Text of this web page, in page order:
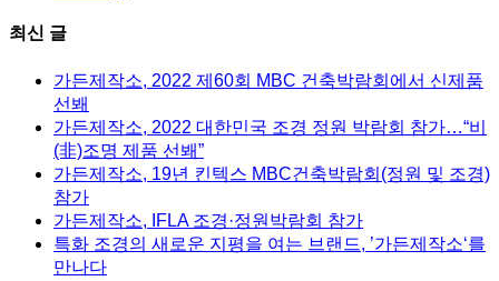
최신 글
가든제작소, 2022 제60회 MBC 건축박람회에서 신제품
선봬
가든제작소, 2022 대한민국 조경 정원 박람회 참가…“비
(非)조명 제품 선봬”
가든제작소, 19년 킨텍스 MBC건축박람회(정원 및 조경)
참가
가든제작소, IFLA 조경·정원박람회 참가
특화 조경의 새로운 지평을 여는 브랜드, ’가든제작소‘를
만나다